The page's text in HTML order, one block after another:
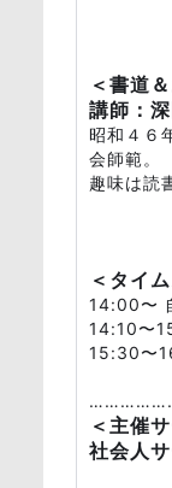
＜書道
講師：
昭和４６
会師範。
趣味は読
＜タイ
14:00〜
14:10〜
15:30〜
＜主催
社会人